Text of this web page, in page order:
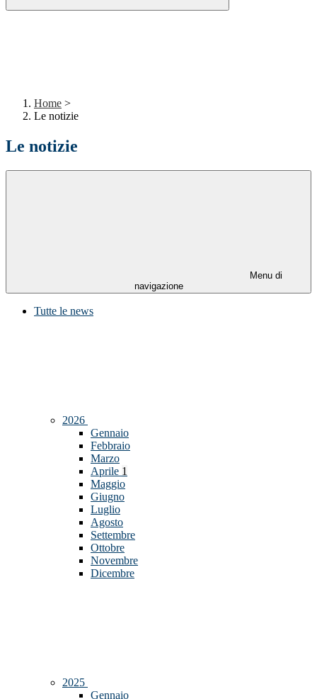
Home >
Le notizie
Le notizie
Menu di
navigazione
Tutte le news
2026
Gennaio
Febbraio
Marzo
Aprile 1
Maggio
Giugno
Luglio
Agosto
Settembre
Ottobre
Novembre
Dicembre
2025
Gennaio